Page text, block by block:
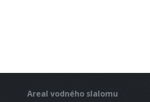
Areal vodného slalomu